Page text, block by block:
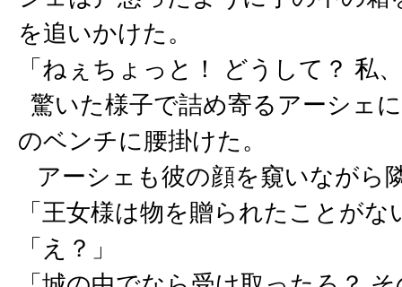
を追いかけた。
「ねぇちょっと！ どうして？ 私
驚いた様子で詰め寄るアーシェ
のベンチに腰掛けた。
アーシェも彼の顔を窺いながら
「王女様は物を贈られたことがな
「え？」